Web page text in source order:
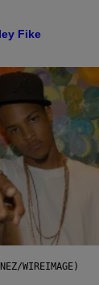
Fike
WIREIMAGE)